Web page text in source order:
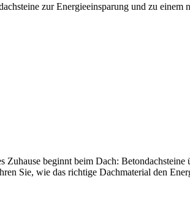
zur Energieeinsparung und zu einem
Zuhause beginnt beim Dach:
Sie, wie das richtige Dachmaterial den